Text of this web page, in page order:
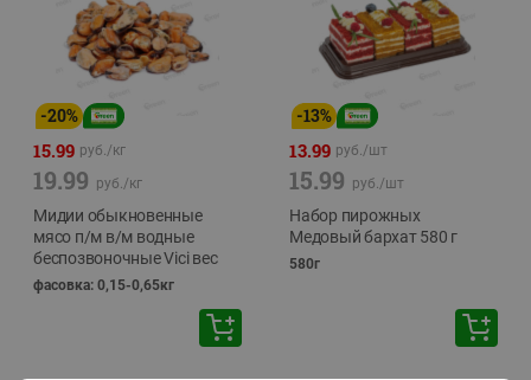
-20%
15.99 руб./кг
19.99 руб./кг
Мидии обыкновенные
мясо п/м в/м водные
беспозвоночные Vici вес
фасовка: 0,15-0,65кг
-13%
13.99 руб./шт
15.99 руб./шт
Набор пирожных
Медовый бархат 580 г
580г